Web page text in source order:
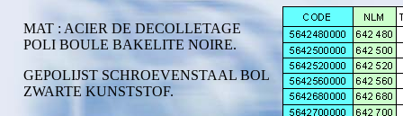
MAT : ACIER DE DECOLLETAGE
POLI BOULE BAKELITE NOIRE.
GEPOLIJST SCHROEVENSTAAL BOL
ZWARTE KUNSTSTOF.